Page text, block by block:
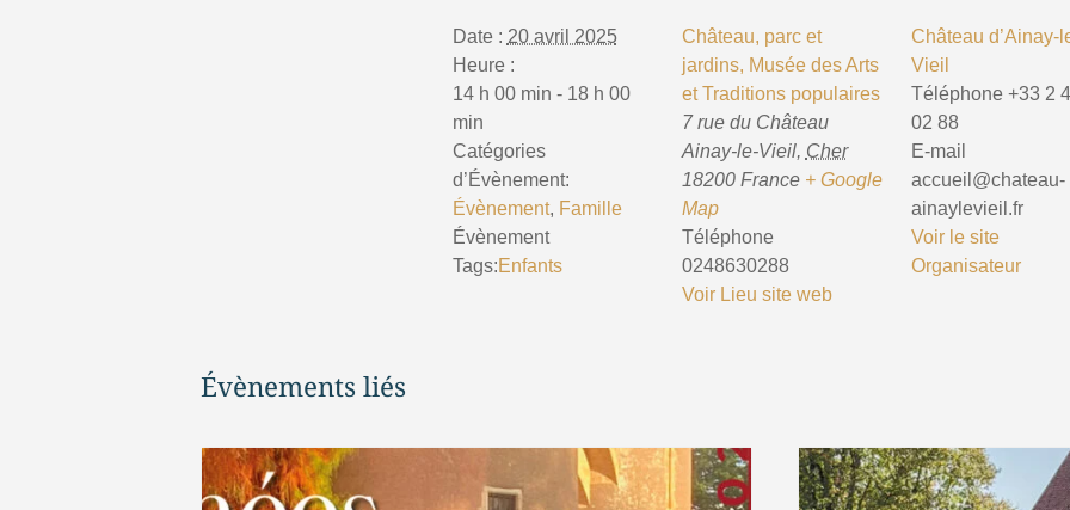
Date : 20 avril 2025
Heure :
14 h 00 min - 18 h 00
min
Catégories
d’Évènement:
Évènement, Famille
Évènement
Tags:Enfants
Château, parc et
jardins, Musée des Arts
et Traditions populaires
7 rue du Château
Ainay-le-Vieil, Cher
18200 France + Google
Map
Téléphone
0248630288
Voir Lieu site web
Château d’Ainay-
Vieil
Téléphone +33 2
02 88
E-mail
accueil@chateau-
ainaylevieil.fr
Voir le site
Organisateur
Évènements liés